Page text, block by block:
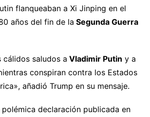
flanqueaban a Xi Jinping en el
años del fin de la Segunda Guerra
cálidos saludos a Vladimir Putin y a
conspiran contra los Estados
añadió Trump en su mensaje.
polémica declaración publicada en